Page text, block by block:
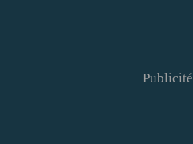
Publicité